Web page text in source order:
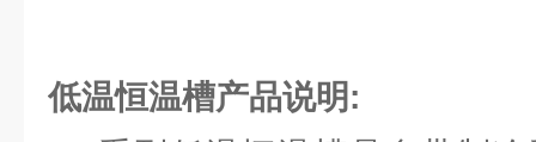
低温恒温槽产品说明: